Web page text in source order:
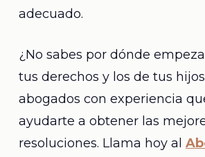
adecuado.
¿No sabes por dónde
tus derechos y los de tus
abogados con experiencia
ayudarte a obtener las
resoluciones. Llama hoy al